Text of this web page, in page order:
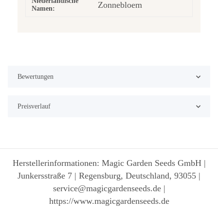
Namen:
Zonnebloem
Bewertungen
Preisverlauf
Herstellerinformationen: Magic Garden Seeds GmbH |
Junkersstraße 7 | Regensburg, Deutschland, 93055 |
service@magicgardenseeds.de |
https://www.magicgardenseeds.de